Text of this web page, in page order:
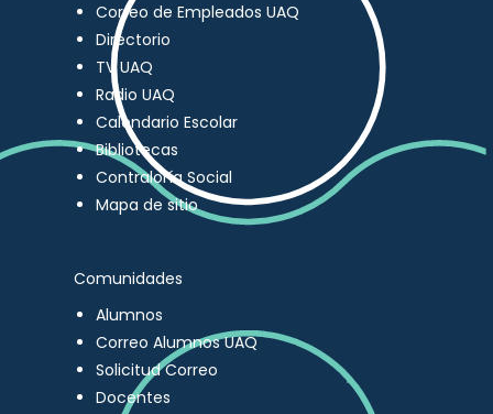
Correo de Empleados UAQ
Directorio
TV UAQ
Radio UAQ
Calendario Escolar
Bibliotecas
Contraloría Social
Mapa de sitio
Comunidades
Alumnos
Correo Alumnos UAQ
Solicitud Correo
Docentes